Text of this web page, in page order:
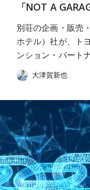
「NOT A
別荘の企画・販売
ホテル）社が、ト
ンション・パー
大津賀新也